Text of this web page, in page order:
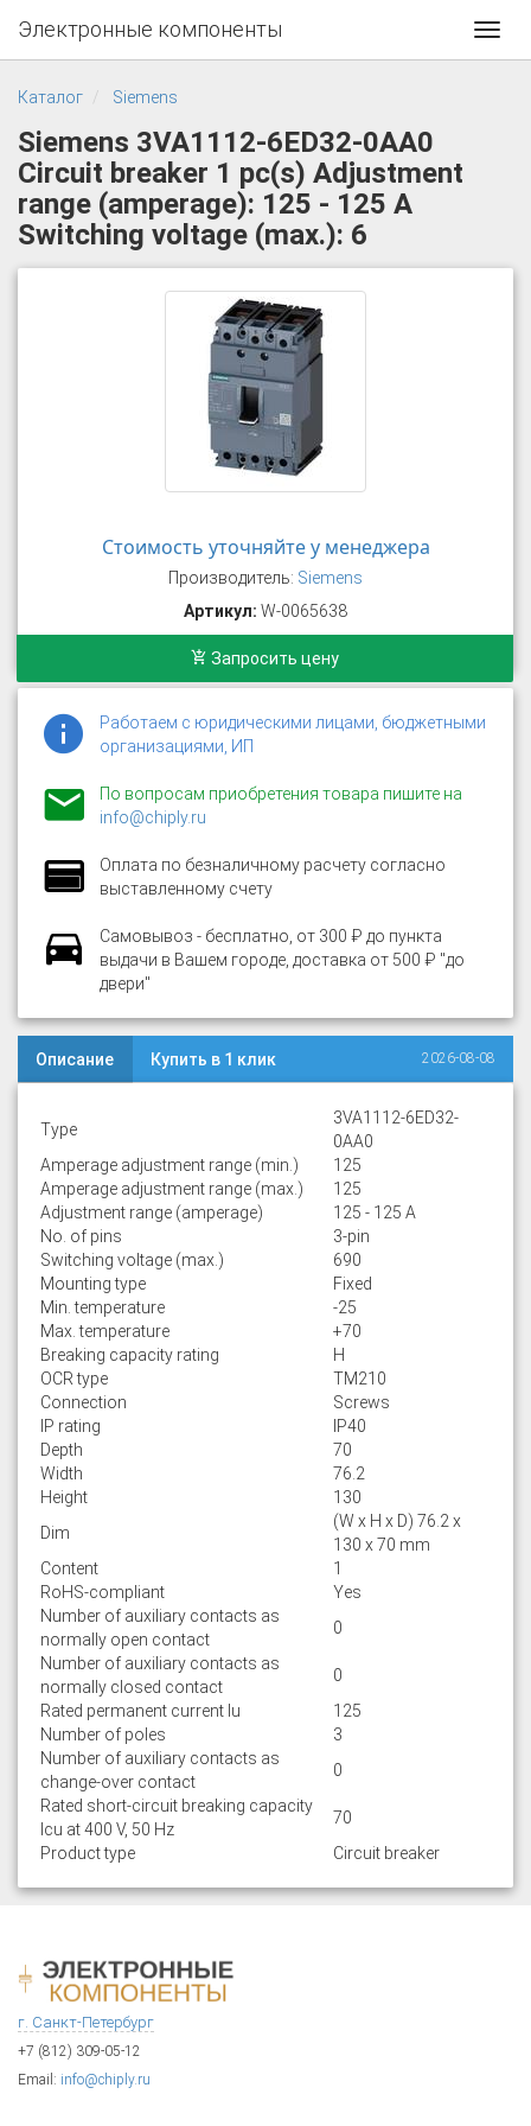
Электронные компоненты
Каталог Siemens
Siemens 3VA1112-6ED32-0AA0
Circuit breaker 1 pc(s) Adjustment
range (amperage): 125 - 125 A
Switching voltage (max.): 6
Стоимость уточняйте у менеджера
Производитель: Siemens
Артикул: W-0065638
Запросить цену
Работаем с юридическими лицами, бюджетными
организациями, ИП
По вопросам приобретения товара пишите на
info@chiply.ru
Оплата по безналичному расчету согласно
выставленному счету
Самовывоз - бесплатно, от 300 ₽ до пункта
выдачи в Вашем городе, доставка от 500 ₽ "до
двери"
Описание Купить в 1 клик 2026-08-08
Type
3VA1112-6ED32-
0AA0
Amperage adjustment range (min.)
125
Amperage adjustment range (max.)
125
Adjustment range (amperage)
125 - 125 A
No. of pins
3-pin
Switching voltage (max.)
690
Mounting type
Fixed
Min. temperature
-25
Max. temperature
+70
Breaking capacity rating
H
OCR type
TM210
Connection
Screws
IP rating
IP40
Depth
70
Width
76.2
Height
130
Dim
(W x H x D) 76.2 x
130 x 70 mm
Content
1
RoHS-compliant
Yes
Number of auxiliary contacts as
normally open contact
0
Number of auxiliary contacts as
normally closed contact
0
Rated permanent current Iu
125
Number of poles
3
Number of auxiliary contacts as
change-over contact
0
Rated short-circuit breaking capacity
lcu at 400 V, 50 Hz
70
Product type
Circuit breaker
г. Санкт-Петербург
+7 (812) 309-05-12
Email: info@chiply.ru